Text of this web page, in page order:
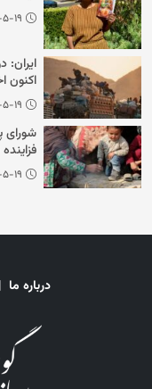
اکنون
شورای
درباره ما |